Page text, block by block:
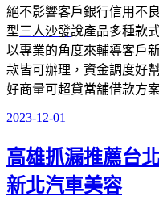
絕不影響客戶銀行信用不
型三人沙發說產品多種款
以專業的角度來輔導客戶
款皆可辦理，資金調度好
好商量可超貸當舖借款方
發
於
2023-12-01
高雄抓漏推薦台
新北汽車美容